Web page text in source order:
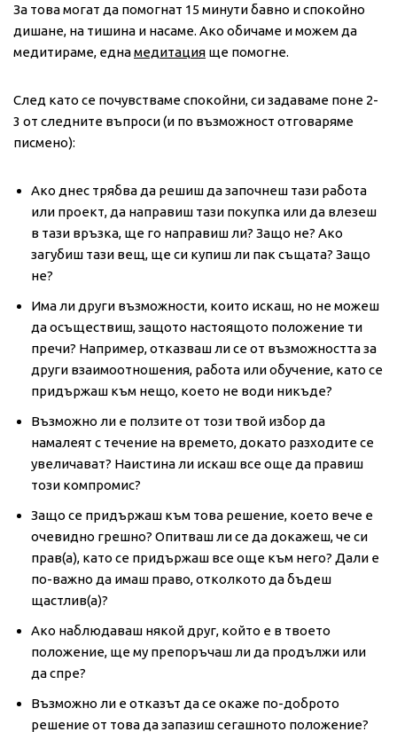
За това могат да помогнат 15 минути бавно и спокойно
дишане, на тишина и насаме. Ако обичаме и можем да
медитираме, еднамедитация ще помогне.
След като се почувстваме спокойни, си задаваме поне 2-
3 от следните въпроси (и по възможност отговаряме
писмено):
Ако днес трябва да решиш да започнеш тази работа
или проект, да направиш тази покупка или да влезеш
в тази връзка, ще го направиш ли? Защо не? Ако
загубиш тази вещ, ще си купиш ли пак същата? Защо
не?
Има ли други възможности, които искаш, но не можеш
да осъществиш, защото настоящото положение ти
пречи? Например, отказваш ли се от възможността за
други взаимоотношения, работа или обучение, като се
придържаш към нещо, което не води никъде?
Възможно ли е ползите от този твой избор да
намалеят с течение на времето, докато разходите се
увеличават? Наистина ли искаш все още да правиш
този компромис?
Защо се придържаш към това решение, което вече е
очевидно грешно? Опитваш ли се да докажеш, че си
прав(а), като се придържаш все още към него? Дали е
по-важно да имаш право, отколкото да бъдеш
щастлив(а)?
Ако наблюдаваш някой друг, който е в твоето
положение, ще му препоръчаш ли да продължи или
да спре?
Възможно ли е отказът да се окаже по-доброто
решение от това да запазиш сегашното положение?